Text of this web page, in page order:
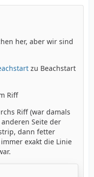
her, aber wir sind
zu Beachstart
Riff
Riff (war damals
Seite der
dann fetter
exakt die Linie